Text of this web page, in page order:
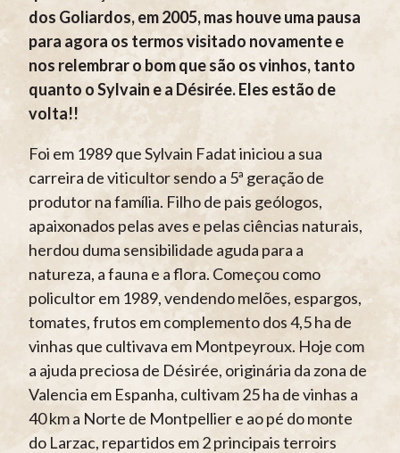
dos Goliardos, em 2005, mas houve uma pausa
para agora os termos visitado novamente e
nos relembrar o bom que são os vinhos, tanto
quanto o Sylvain e a Désirée. Eles estão de
volta!!
Foi em 1989 que Sylvain Fadat iniciou a sua
carreira de viticultor sendo a 5ª geração de
produtor na família. Filho de pais geólogos,
apaixonados pelas aves e pelas ciências naturais,
herdou duma sensibilidade aguda para a
natureza, a fauna e a flora. Começou como
policultor em 1989, vendendo melões, espargos,
tomates, frutos em complemento dos 4,5 ha de
vinhas que cultivava em Montpeyroux. Hoje com
a ajuda preciosa de Désirée, originária da zona de
Valencia em Espanha, cultivam 25 ha de vinhas a
40 km a Norte de Montpellier e ao pé do monte
do Larzac, repartidos em 2 principais terroirs